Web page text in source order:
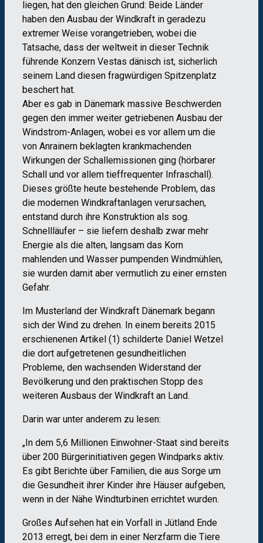
liegen, hat den gleichen Grund: Beide Länder
haben den Ausbau der Windkraft in geradezu
extremer Weise vorangetrieben, wobei die
Tatsache, dass der weltweit in dieser Technik
führende Konzern Vestas dänisch ist, sicherlich
seinem Land diesen fragwürdigen Spitzenplatz
beschert hat.
Aber es gab in Dänemark massive Beschwerden
gegen den immer weiter getriebenen Ausbau der
Windstrom-Anlagen, wobei es vor allem um die
von Anrainern beklagten krankmachenden
Wirkungen der Schallemissionen ging (hörbarer
Schall und vor allem tieffrequenter Infraschall).
Dieses größte heute bestehende Problem, das
die modernen Windkraftanlagen verursachen,
entstand durch ihre Konstruktion als sog.
Schnellläufer – sie liefern deshalb zwar mehr
Energie als die alten, langsam das Korn
mahlenden und Wasser pumpenden Windmühlen,
sie wurden damit aber vermutlich zu einer ernsten
Gefahr.
Im Musterland der Windkraft Dänemark begann
sich der Wind zu drehen. In einem bereits 2015
erschienenen Artikel (1) schilderte Daniel Wetzel
die dort aufgetretenen gesundheitlichen
Probleme, den wachsenden Widerstand der
Bevölkerung und den praktischen Stopp des
weiteren Ausbaus der Windkraft an Land.
Darin war unter anderem zu lesen:
„In dem 5,6 Millionen Einwohner-Staat sind bereits
über 200 Bürgerinitiativen gegen Windparks aktiv.
Es gibt Berichte über Familien, die aus Sorge um
die Gesundheit ihrer Kinder ihre Häuser aufgeben,
wenn in der Nähe Windturbinen errichtet wurden.
Großes Aufsehen hat ein Vorfall in Jütland Ende
2013 erregt, bei dem in einer Nerzfarm die Tiere